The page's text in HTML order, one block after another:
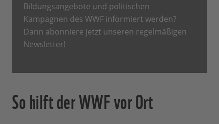
Bildungsangebote und politischen
Kampagnen des WWF informiert werden?
Dann abonniere jetzt unseren regelmäßigen
Newsletter!
So hilft der WWF vor Ort